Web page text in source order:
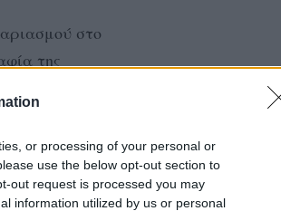
or processing of your personal or
use the below opt-out section to
out request is processed you may
information utilized by us or personal
στο
της
στο
μετάλλαξη